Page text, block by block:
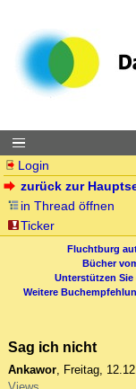
Login
zurück zur
in Thread öffnen
Ticker
Fluchtburg
Bücher
Unterstützen Sie
Weitere
Sag ich nicht
Ankawor, Freitag,